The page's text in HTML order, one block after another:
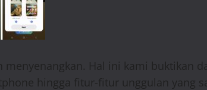
menyenangkan. Hal ini kami buktikan
hingga fitur-fitur unggulan yang